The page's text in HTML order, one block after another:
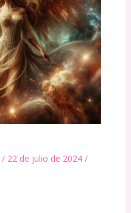
/ 22 de julio de 2024 /